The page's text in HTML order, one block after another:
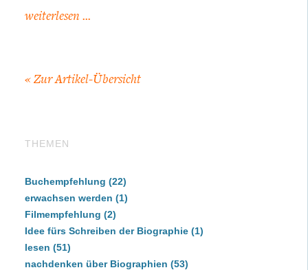
weiterlesen ...
« ZurArtikel-Übersicht
THEMEN
Buchempfehlung (22)
erwachsen werden (1)
Filmempfehlung (2)
Idee fürs Schreiben der Biographie(1)
lesen (51)
nachdenken über Biographien (53)